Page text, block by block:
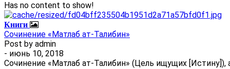
Has no content to show!
Книги
Сочинение «Матлаб ат-Талибин»
Post by admin
- июнь 10, 2018
Сочинение «Матлаб ат-Талибин» (Цель ищущих